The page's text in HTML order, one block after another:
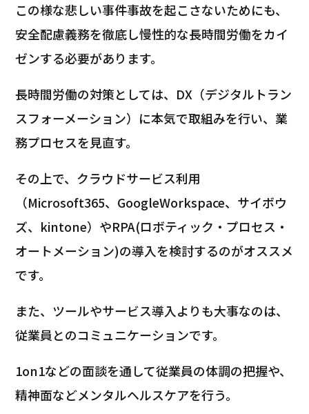
この様な悲しい事件事故を起こさないためにも、
安全配慮義務を徹底し慢性的な長時間労働をカイ
ゼンする必要があります。
長時間労働の対策としては、DX（デジタルトラン
スフォーメーション）に本気で取組みを行い、業
務プロセスを見直す。
その上で、クラウドサービス利用
（Microsoft365、GoogleWorkspace、サイボウ
ズ、kintone）やRPA(ロボティック・プロセス・
オートメーション)の導入を検討するのがオススメ
です。
また、ツールやサービス導入よりも大事なのは、
従業員とのコミュニケーションです。
1on1などの面談を通して従業員の体調の把握や、
精神面などメンタルヘルスケアを行う。